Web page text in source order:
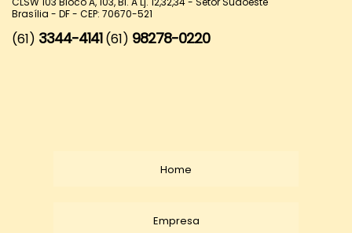
Brasília - DF - CEP: 70670-521
(61) 3344-4141 (61) 98278-0220
Home
Empresa